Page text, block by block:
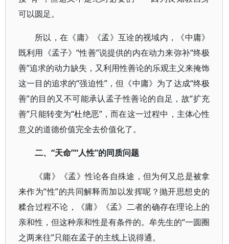
可以圆足。
所以，在《庸》《孟》互诠的视域内，《中庸》
既利用《孟子》“性善”说提供的内在动力来弥补“终极
善”追求的动力缺失，又利用性善论的乐观主义来掩饰
这一目的追求的“强迫性”，但《中庸》为了达成“终极
善”的目的又不可能承认孟子性善论的自足，故“扩充
善”只能转变为“杜绝恶”，而在这一过程中，主体心性
意义的道德价值完全去价值化了。
二、“天命”“人性”的同质问题
《庸》《孟》性论各自殊途，但为何又总是被拿
来作为“性”的共同解释而加以发挥呢？抛开思想史的
糅合过程不论，《庸》《孟》二者的确存在理论上的
亲和性，但这种亲和性是有条件的。牟先生的“一圆圈
之两来往”只能在孟子的主线上说得通。